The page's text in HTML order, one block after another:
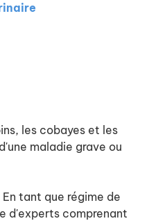
les cobayes et les
maladie grave ou
tant que régime de
d'experts comprenant